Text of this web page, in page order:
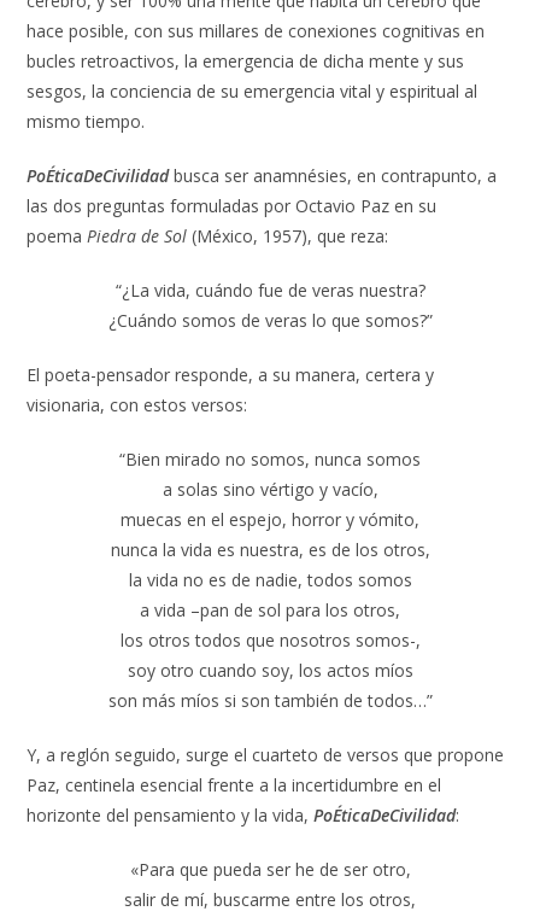
hace posible, con sus millares de conexiones cognitivas en
bucles retroactivos, la emergencia de dicha mente y sus
sesgos, la conciencia de su emergencia vital y espiritual al
mismo tiempo.
PoÉticaDeCivilidadbusca ser anamnésies, en contrapunto, a
las dos preguntas formuladas por Octavio Paz en su
poemaPiedra de Sol(México, 1957), que reza:
“¿La vida, cuándo fue de veras nuestra?
¿Cuándo somos de veras lo que somos?”
El poeta-pensador responde, a su manera, certera y
visionaria, con estos versos:
“Bien mirado no somos, nunca somos
a solas sino vértigo y vacío,
muecas en el espejo, horror y vómito,
nunca la vida es nuestra, es de los otros,
la vida no es de nadie, todos somos
a vida –pan de sol para los otros,
los otros todos que nosotros somos-,
soy otro cuando soy, los actos míos
son más míos si son también de todos…”
Y, a reglón seguido, surge el cuarteto de versos que propone
Paz, centinela esencial frente a la incertidumbre en el
horizonte del pensamiento y la vida,PoÉticaDeCivilidad:
«Para que pueda ser he de ser otro,
salir de mí, buscarme entre los otros,